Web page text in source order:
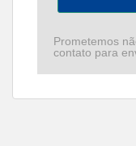
Prometemos
contato para